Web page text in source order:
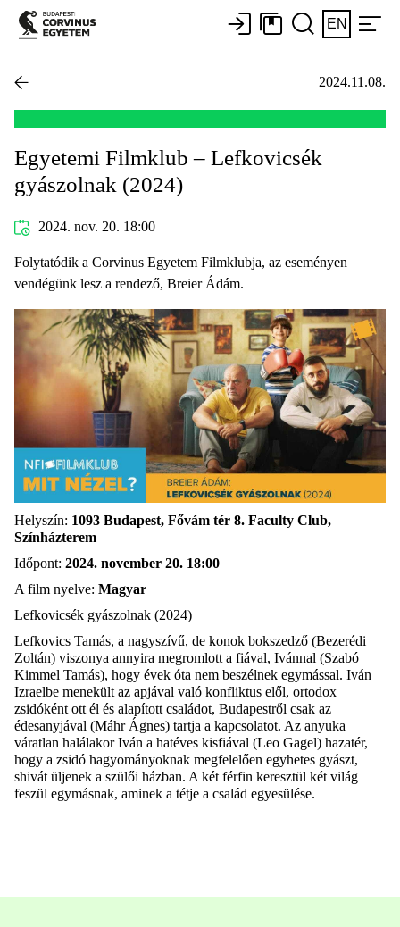
EN
2024.11.08.
Egyetemi Filmklub – Lefkovicsék
gyászolnak (2024)
2024. nov. 20. 18:00
Folytatódik a Corvinus Egyetem Filmklubja, az eseményen
vendégünk lesz a rendező, Breier Ádám.
Helyszín: 1093 Budapest, Fővám tér 8. Faculty Club,
Színházterem
Időpont: 2024. november 20. 18:00
A film nyelve: Magyar
Lefkovicsék gyászolnak (2024)
Lefkovics Tamás, a nagyszívű, de konok bokszedző (Bezerédi
Zoltán) viszonya annyira megromlott a fiával, Ivánnal (Szabó
Kimmel Tamás), hogy évek óta nem beszélnek egymással. Iván
Izraelbe menekült az apjával való konfliktus elől, ortodox
zsidóként ott él és alapított családot, Budapestről csak az
édesanyjával (Máhr Ágnes) tartja a kapcsolatot. Az anyuka
váratlan halálakor Iván a hatéves kisfiával (Leo Gagel) hazatér,
hogy a zsidó hagyományoknak megfelelően egyhetes gyászt,
shivát üljenek a szülői házban. A két férfin keresztül két világ
feszül egymásnak, aminek a tétje a család egyesülése.